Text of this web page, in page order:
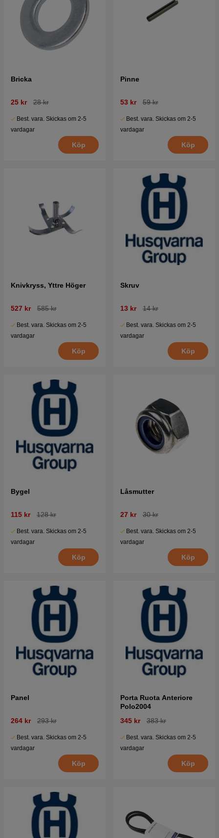
Bricka
25 kr 28 kr
Best. vara. Skickas om 2-5
vardagar
Köp
Pinne
53 kr 59 kr
Best. vara. Skickas om 2-5
vardagar
Köp
Knivkryss, Yttre Höger
527 kr 585 kr
Best. vara. Skickas om 2-5
vardagar
Köp
Skruv
13 kr 14 kr
Best. vara. Skickas om 2-5
vardagar
Köp
Bygel
115 kr 128 kr
Best. vara. Skickas om 2-5
vardagar
Köp
Låsmutter
27 kr 30 kr
Best. vara. Skickas om 2-5
vardagar
Köp
Panel
264 kr 293 kr
Best. vara. Skickas om 2-5
vardagar
Köp
Porta Ruota Anteriore
Polo2004
345 kr
383 kr
Best. vara. Skickas om 2-5
vardagar
Köp